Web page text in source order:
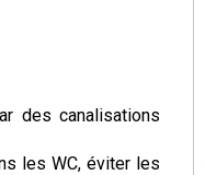
des canalisations
les WC, éviter les